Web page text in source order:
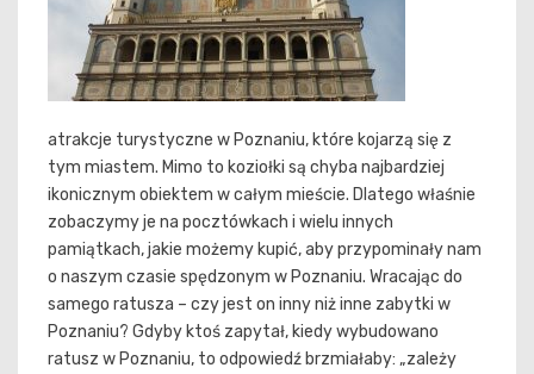
atrakcje turystyczne w Poznaniu, które kojarzą się z
tym miastem. Mimo to koziołki są chyba najbardziej
ikonicznym obiektem w całym mieście. Dlatego właśnie
zobaczymy je na pocztówkach i wielu innych
pamiątkach, jakie możemy kupić, aby przypominały nam
o naszym czasie spędzonym w Poznaniu. Wracając do
samego ratusza – czy jest on inny niż inne zabytki w
Poznaniu? Gdyby ktoś zapytał, kiedy wybudowano
ratusz w Poznaniu, to odpowiedź brzmiałaby: „zależy